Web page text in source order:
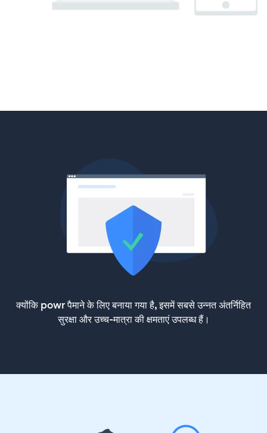
क्योंकि powr पैमाने के लिए बनाया गया है, इसमें सबसे उन्नत अंतर्निहित
सुरक्षा और उच्च-मात्रा की क्षमताएं उपलब्ध हैं।